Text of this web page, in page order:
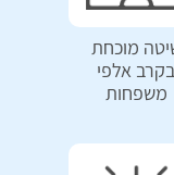
מוכחת
בקרב אלפי
משפחות